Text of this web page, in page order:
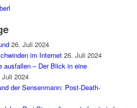
26. Juli 2024
im Internet 26. Juli 2024
ausfallen – Der Blick in eine
Juli 2024
der Sensenmann: Post-Death-